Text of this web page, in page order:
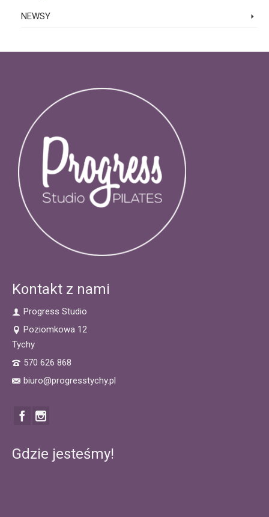
NEWSY
Kontakt z nami
Progress Studio
Poziomkowa 12
Tychy
570 626 868
biuro@progresstychy.pl
Gdzie jesteśmy!